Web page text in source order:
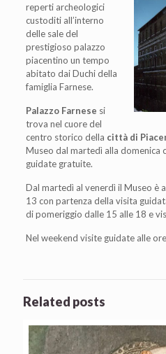
reperti archeologici
custoditi all’interno
delle sale del
prestigioso palazzo
piacentino un tempo
abitato dai Duchi della
famiglia Farnese.
Palazzo Farnese si
trova nel cuore del
centro storico della città di
Museo dal martedì alla domenica
guidate gratuite.
Dal martedì al venerdì il Museo è
13 con partenza della visita
di pomeriggio dalle 15 alle 18 e
Nel weekend visite guidate alle
Related posts